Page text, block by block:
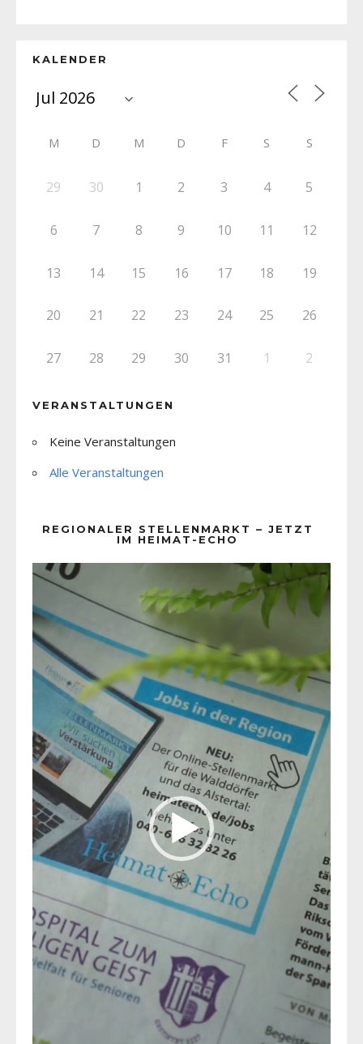
KALENDER
M D M D F S S
29 30 1 2 3 4 5
6 7 8 9 10 11 12
13 14 15 16 17 18 19
20 21 22 23 24 25 26
27 28 29 30 31 1 2
VERANSTALTUNGEN
Keine Veranstaltungen
Alle Veranstaltungen
REGIONALER STELLENMARKT – JETZT
IM HEIMAT-ECHO
Player